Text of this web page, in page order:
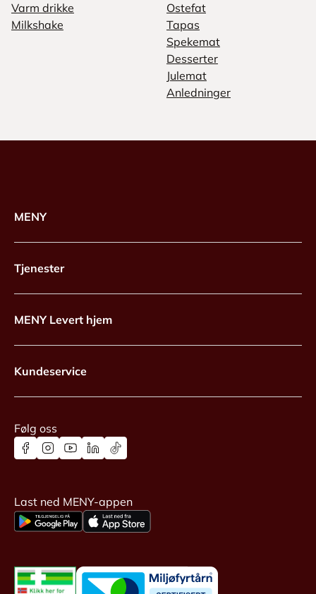
Varm drikke
Milkshake
Ostefat
Tapas
Spekemat
Desserter
Julemat
Anledninger
MENY
Tjenester
MENY Levert hjem
Kundeservice
Følg oss
Last ned MENY-appen